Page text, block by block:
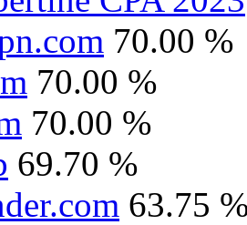
70.00 %
70.00 %
70.00 %
69.70 %
63.75